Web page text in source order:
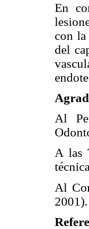
En
con
del
Al
A las
Al
2001).